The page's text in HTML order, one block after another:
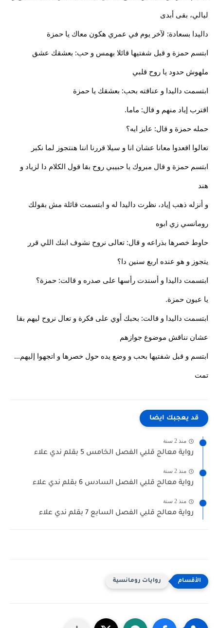
ليالي، بقى أبدى
داليدا بسعادة: لآخر يوم في عمري هكون معاك يا حمزة
ابتسم حمزة و قبل شفتيها قائلا بهمس و حب: بعشقك عشق
ملهوش حدود يا روح قلبي
ابتسمت داليدا و عناقته بحب: بعشقك يا حمزة
اقترب إياد منهم و قال: ماما.
حمله حمزة و قال: عايز ايه؟
تعالوا اقعدوا معانا عشان انا و سيلا قررنا اننا هنتجوز لما نكبر
ابتسم حمزة و قال مبروك يا حبيبي روح بقا قول الكلام دا لزياد و
هند
و أنزله ذهب إياد، نظرت داليدا له و ابتسمت قائلة مش بقولك
رومانسي زي ابوه
حاوط خصرها بذراعه و قال: تعالى نروح نشوف ابنك اللي قرر
يتجوز و هو عنده اربع سنين دا؟
ابتسمت داليدا و أسندت رأسها على صدره و قالت: حمزة؟
يا عيون حمزة.
ابتسمت داليدا و قالت: بحبك أوي على فكرة و تعال نروح ليهم بقا
عشان نناقش موضوع جوازهم
ابتسم و قبل شفتيها بحب و وضع يده حول خصرها و اتجهوا إليهم...
تمت
قد يعجبك ايضا
منذ 2 سنة
رواية معالج قلبي الفصل الخامس 5 بقلم ندي علاء
منذ 2 سنة
رواية معالج قلبي الفصل السادس 6 بقلم ندي علاء
منذ 2 سنة
رواية معالج قلبي الفصل السابع 7 بقلم ندي علاء
روايات رومانسية